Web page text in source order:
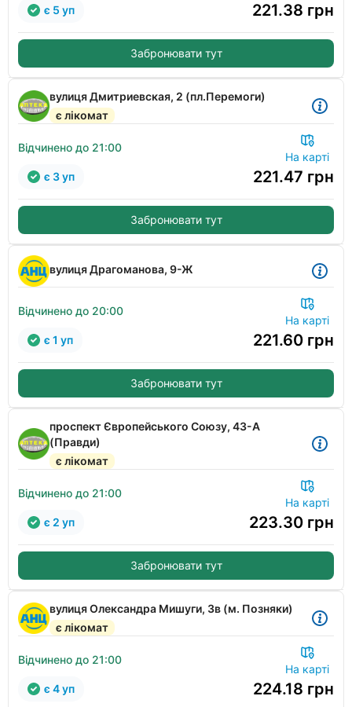
221.38 грн
є 5 уп
Забронювати тут
вулиця Дмитриевская, 2 (пл.Перемоги)
є лікомат
Відчинено до 21:00
На карті
221.47 грн
є 3 уп
Забронювати тут
вулиця Драгоманова, 9-Ж
Відчинено до 20:00
На карті
221.60 грн
є 1 уп
Забронювати тут
проспект Європейського Союзу, 43-А
(Правди)
є лікомат
Відчинено до 21:00
На карті
223.30 грн
є 2 уп
Забронювати тут
вулиця Олександра Мишуги, 3в (м. Позняки)
є лікомат
Відчинено до 21:00
На карті
224.18 грн
є 4 уп